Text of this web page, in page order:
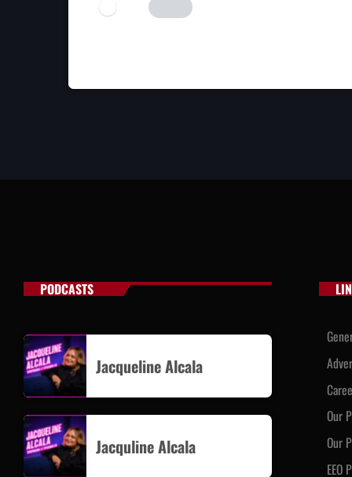
I AM HUMAN
PODCASTS
Jacqueline Alcala
Jacquline Alcala
Our
Our
EEO